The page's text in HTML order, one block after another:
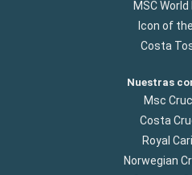
MSC
Icon of
Costa
Nuestras
Msc
Costa
Royal
Norwegian